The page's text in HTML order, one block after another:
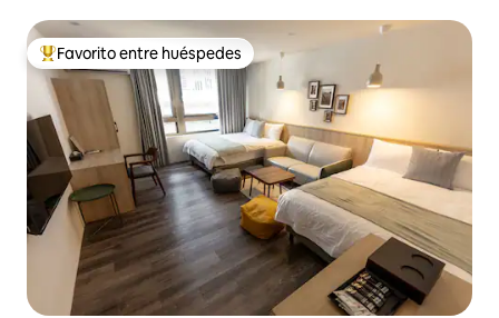
de equipaje/Planta baja sin escaleras
Favorito entre huéspedes preferido
Favorito entre huéspedes